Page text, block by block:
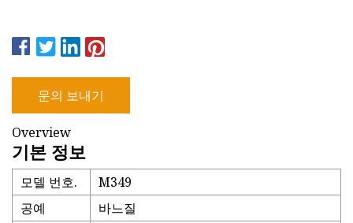
문의 보내기
Overview
기본 정보
모델 번호.
M349
공예
바느질